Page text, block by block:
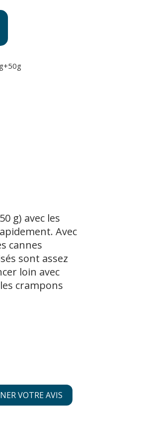
g) avec les
Avec
cannes
sont assez
loin avec
crampons
VOTRE AVIS